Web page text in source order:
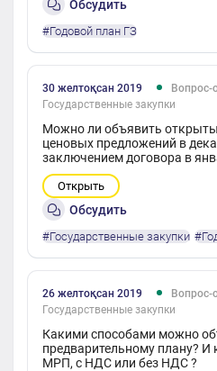
Обсудить
#Годовой план ГЗ
30 желтоқсан 2019
Вопрос-
Государственные закупки
Можно ли объявить
ценовых предложений в
заключением договора в
Открыть
Обсудить
#Государственные закупки
26 желтоқсан 2019
Вопрос-
Государственные закупки
Какими способами можно
предварительному плану? И
МРП, с НДС или без НДС ?